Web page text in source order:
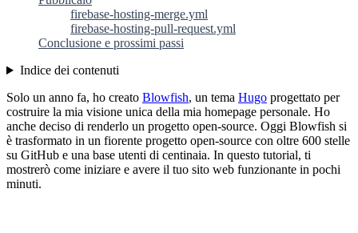
firebase-hosting-merge.yml
firebase-hosting-pull-request.yml
Conclusione e prossimi passi
Indice dei contenuti
Solo un anno fa, ho creato Blowfish, un tema Hugo progettato per
costruire la mia visione unica della mia homepage personale. Ho
anche deciso di renderlo un progetto open-source. Oggi Blowfish si
è trasformato in un fiorente progetto open-source con oltre 600 stelle
su GitHub e una base utenti di centinaia. In questo tutorial, ti
mostrerò come iniziare e avere il tuo sito web funzionante in pochi
minuti.